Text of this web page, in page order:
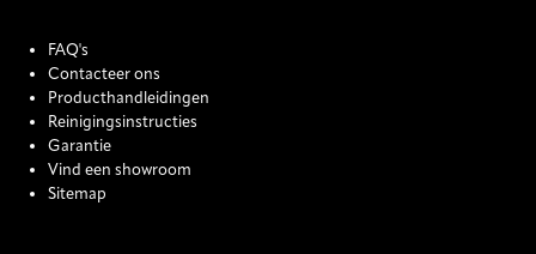
FAQ's
Contacteer ons
Producthandleidingen
Reinigingsinstructies
Garantie
Vind een showroom
Sitemap